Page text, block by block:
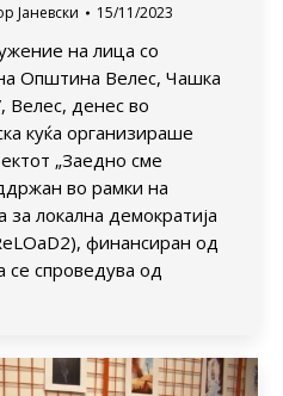
Јаневски 15/11/2023
на лица со
Општина Велес, Чашка
Велес, денес во
куќа организираше
„Заедно сме
во рамки на
за локална демократија
финансиран од
се спроведува од